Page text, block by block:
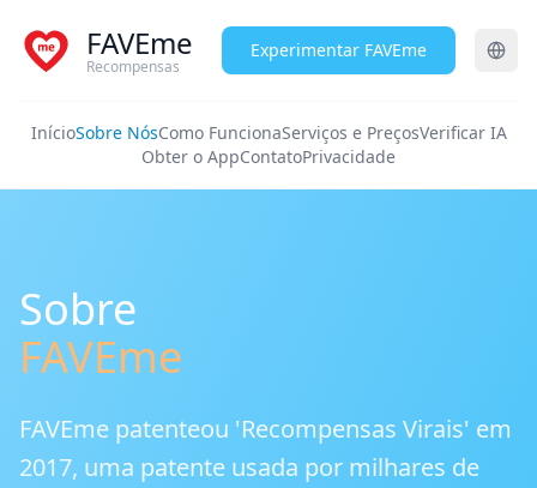
FAVEme
Recompensas
Experimentar FAVEme
InícioSobre NósComo FuncionaServiços e PreçosVerificar IA
Obter o AppContatoPrivacidade
Sobre
FAVEme
FAVEme patenteou 'Recompensas Virais' em
2017, uma patente usada por milhares de